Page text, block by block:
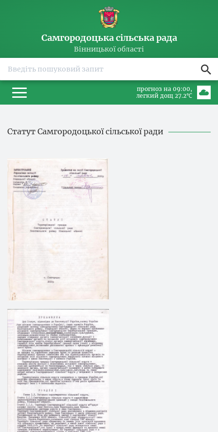
Самгородоцька сільська рада
Вінницької області
прогноз на 09:00
легкий дощ 27.2℃
Статут Самгородоцької сільської ради